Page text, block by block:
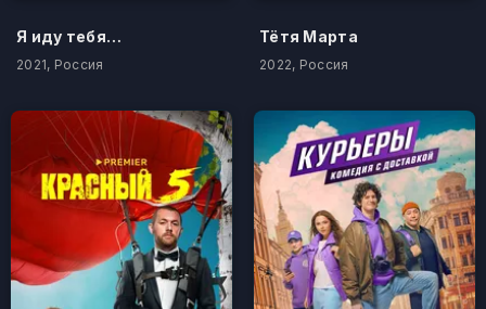
Я иду тебя искать. Московское время
2021, Россия
Тётя Марта
2022, Россия